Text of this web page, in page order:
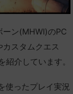
ーン(MHWI)のPC
スタムクエス
紹介しています。
使ったプレイ実況